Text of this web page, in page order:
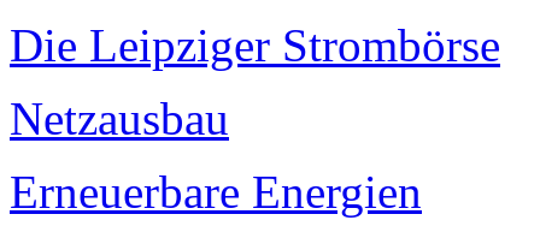
Die Leipziger Strombörse
Netzausbau
Erneuerbare Energien